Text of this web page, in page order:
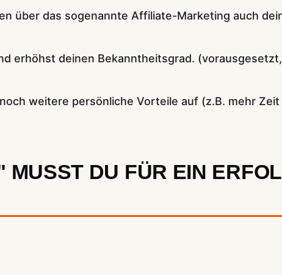
über das sogenannte Affiliate-Marketing auch
erhöhst deinen Bekanntheitsgrad.
weitere persönliche Vorteile auf (z.B. mehr
MUSST DU FÜR EIN